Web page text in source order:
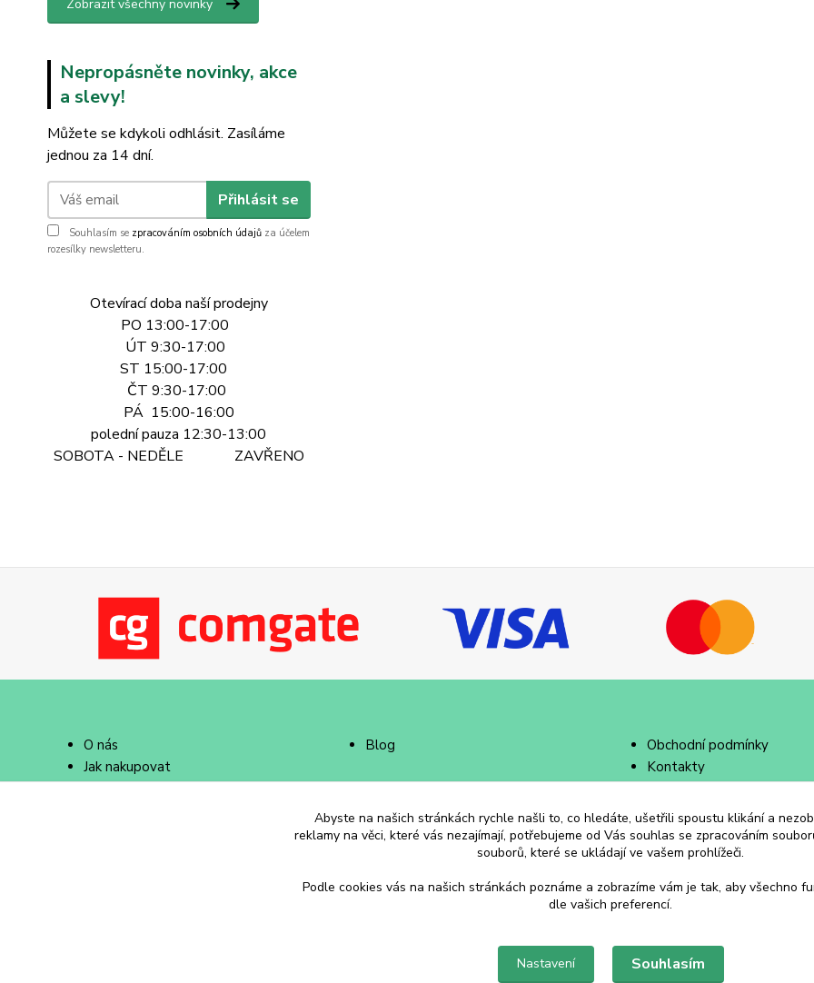
Zobrazit všechny novinky
Nepropásněte novinky, akce
a slevy!
Můžete se kdykoli odhlásit. Zasíláme
jednou za 14 dní.
Přihlásit se
Souhlasím se zpracováním osobních údajů za účelem
rozesílky newsletteru.
Otevírací doba naší prodejny
PO 13:00-17:00
ÚT 9:30-17:00
ST 15:00-17:00
ČT 9:30-17:00
PÁ 15:00-16:00
polední pauza 12:30-13:00
SOBOTA - NEDĚLE ZAVŘENO
O nás
Jak nakupovat
Doprava a platba
Blog
Obchodní podmínky
Kontakty
Abyste na našich stránkách rychle našli to, co hledáte, ušetřili spoustu klikání a
reklamy na věci, které vás nezajímají, potřebujeme od Vás souhlas se zpracováním
souborů, které se ukládají ve vašem prohlížeči.
Podle cookies vás na našich stránkách poznáme a zobrazíme vám je tak, aby všechno
dle vašich preferencí.
Nastavení Souhlasím